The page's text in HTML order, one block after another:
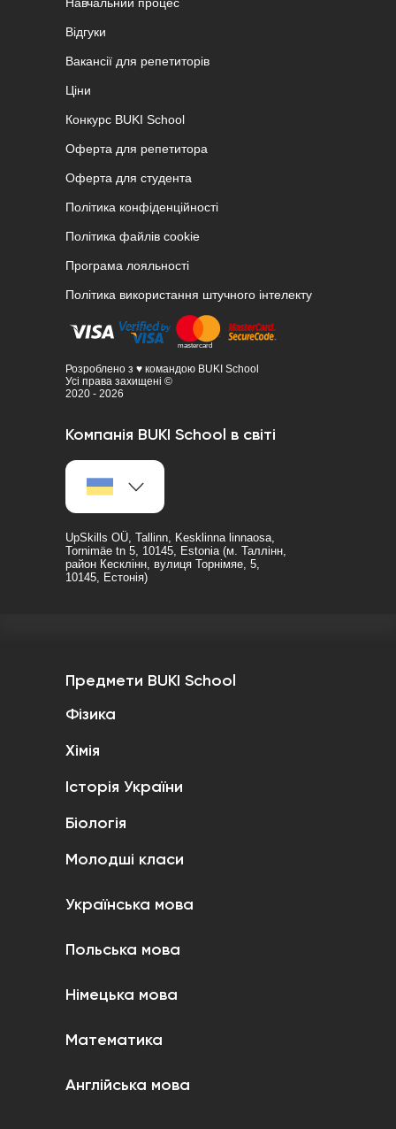
Відгуки
Вакансії для репетиторів
Ціни
Конкурс BUKI School
Оферта для репетитора
Оферта для студента
Політика конфіденційності
Політика файлів cookie
Програма лояльності
Політика використання штучного інтелекту
Розроблено з ♥ командою BUKI School
Усі права захищені ©
2020 - 2026
Компанія BUKI School в світі
UpSkills OÜ, Tallinn, Kesklinna linnaosa,
Tornimäe tn 5, 10145, Estonia (м. Таллінн,
район Кесклінн, вулиця Торнімяе, 5,
10145, Естонія)
Предмети BUKI School
Фізика
Хімія
Історія України
Біологія
Молодші класи
Українська мова
Польська мова
Німецька мова
Математика
Англійська мова